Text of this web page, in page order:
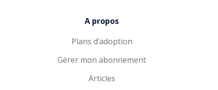
A propos
Plans d’adoption
Gérer mon abonnement
Articles